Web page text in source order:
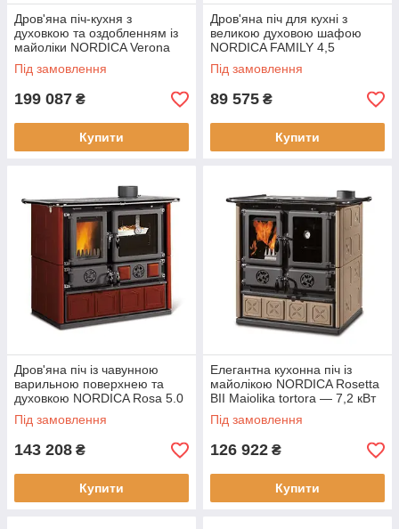
Дров'яна піч-кухня з
духовкою та оздобленням із
майоліки NORDICA Verona
XXL Maiolica bordo — 7 кВт
Під замовлення
199 087 ₴
Купити
Дров'яна піч для кухні з
великою духовою шафою
NORDICA FAMILY 4,5
cappuccino — 7,5 кВт
Під замовлення
89 575 ₴
Купити
Дров'яна піч із чавунною
варильною поверхнею та
духовкою NORDICA Rosa 5.0
Maiolica bordo — 8,8 кВт
Під замовлення
143 208 ₴
Купити
Елегантна кухонна піч із
майолікою NORDICA Rosetta
BII Maiolika tortora — 7,2 кВт
Під замовлення
126 922 ₴
Купити